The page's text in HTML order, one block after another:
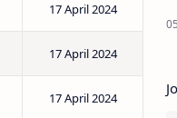
17 April 2024
17 April 2024
17 April 2024